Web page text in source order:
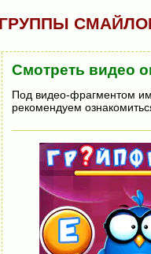
Смотреть видео
Под видео-фрагментом
рекомендуем